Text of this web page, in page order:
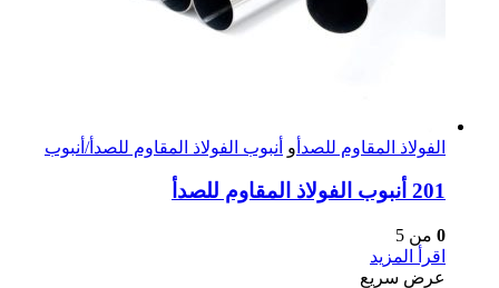
الفولاذ المقاوم للصدأ و أنبوب الفولاذ المقاوم للصدأ/أنبوب
201 أنبوب الفولاذ المقاوم للصدأ
0 من 5
اقرأ المزيد
عرض سريع